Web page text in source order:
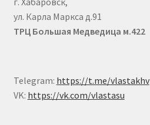
ул. Карла Маркса д.91
ТРЦ Большая Медведица м.422
Telegram: https://t.me/vlastakhv
VK: https://vk.com/vlastasu